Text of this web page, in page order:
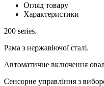
Огляд товару
Характеристики
200 series.
Рама з нержавіючої сталі.
Автоматичне включення
Сенсорне управління з